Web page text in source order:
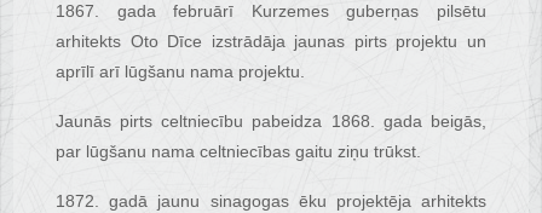
1867. gada februārī Kurzemes guberņas pilsētu
arhitekts Oto Dīce izstrādāja jaunas pirts projektu un
aprīlī arī lūgšanu nama projektu.
Jaunās pirts celtniecību pabeidza 1868. gada beigās,
par lūgšanu nama celtniecības gaitu ziņu trūkst.
1872. gadā jaunu sinagogas ēku projektēja arhitekts